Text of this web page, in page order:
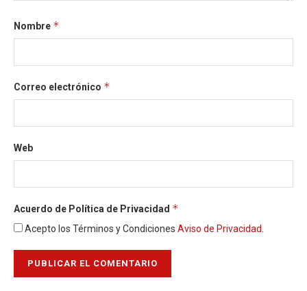
Nombre *
Correo electrónico *
Web
Acuerdo de Política de Privacidad *
Acepto los Términos y Condiciones Aviso de Privacidad